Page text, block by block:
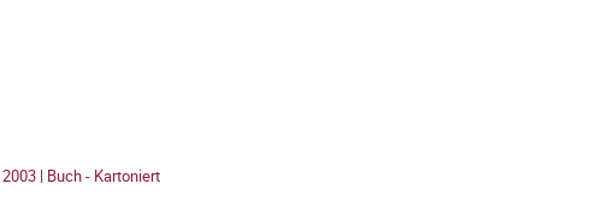
2003 | Buch - Kartoniert